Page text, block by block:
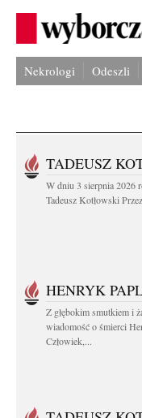
Nekrologi Odeszli
TADEUSZ
W dniu 3 sierpnia 2026
Tadeusz Kotłowski
HENRYK
Z głębokim smutkiem i
wiadomość o śmierci
Człowiek,...